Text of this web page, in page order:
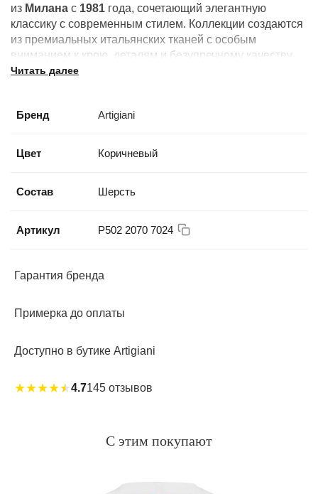
из Милана с 1981 года, сочетающий элегантную
классику с современным стилем. Коллекции создаются
из премиальных итальянских тканей с особым
вниманием к крою, деталям и безупречному качеству.
Читать далее
Бренд Artigiani
Цвет Коричневый
Состав Шерсть
Артикул Р502 2070 7024
Гарантия бренда
Примерка до оплаты
Доступно в бутике Artigiani
★★★★★4.7145 отзывов
С этим покупают